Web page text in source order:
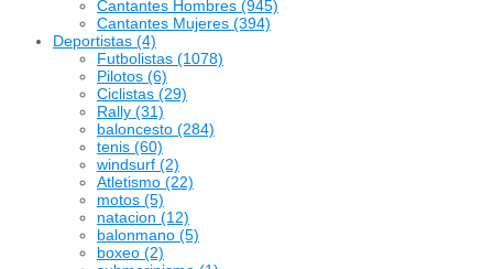
Cantantes Hombres (945)
Cantantes Mujeres (394)
Deportistas (4)
Futbolistas (1078)
Pilotos (6)
Ciclistas (29)
Rally (31)
baloncesto (284)
tenis (60)
windsurf (2)
Atletismo (22)
motos (5)
natacion (12)
balonmano (5)
boxeo (2)